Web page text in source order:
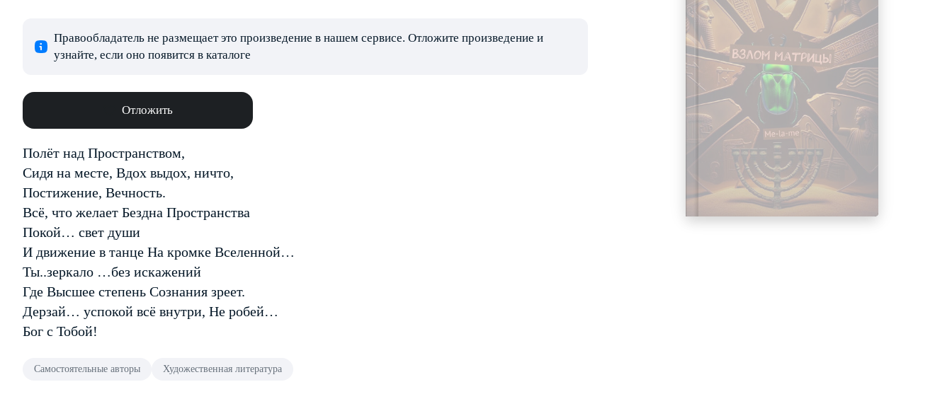
Правообладатель не размещает это произведение в нашем сервисе. Отложите произведение и
узнайте, если оно появится в каталоге
Отложить
Полёт над Пространством,
Сидя на месте, Вдох выдох, ничто,
Постижение, Вечность.
Всё, что желает Бездна Пространства
Покой… свет души
И движение в танце На кромке Вселенной…
Ты..зеркало …без искажений
Где Высшее степень Сознания зреет.
Дерзай… успокой всё внутри, Не робей…
Бог с Тобой!
Самостоятельные авторы Художественная литература